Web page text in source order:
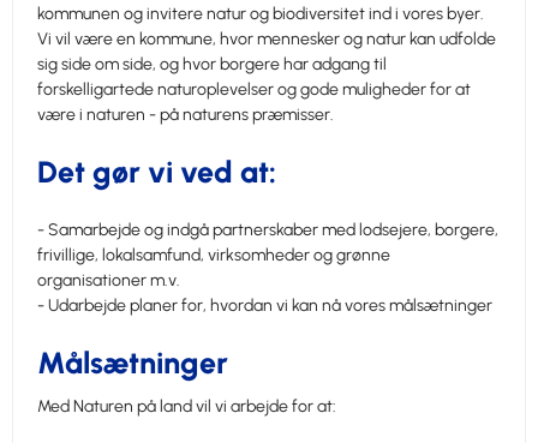
kommunen og invitere natur og biodiversitet ind i vores byer.
Vi vil være en kommune, hvor mennesker og natur kan udfolde
sig side om side, og hvor borgere har adgang til
forskelligartede naturoplevelser og gode muligheder for at
være i naturen - på naturens præmisser.
Det gør vi ved at:
- Samarbejde og indgå partnerskaber med lodsejere, borgere,
frivillige, lokalsamfund, virksomheder og grønne
organisationer m.v.
- Udarbejde planer for, hvordan vi kan nå vores målsætninger
Målsætninger
Med Naturen på land vil vi arbejde for at: